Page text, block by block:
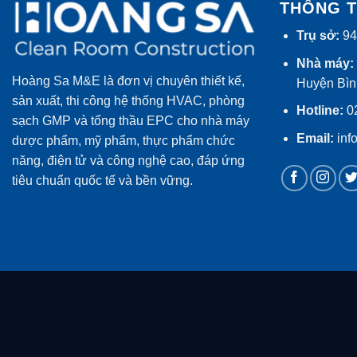
Hoàng Sa M&E là đơn vị chuyên thiết kế,
sản xuất, thi công hệ thống HVAC, phòng
sạch GMP và tổng thầu EPC cho nhà máy
dược phẩm, mỹ phẩm, thực phẩm chức
năng, điện tử và công nghệ cao, đáp ứng
tiêu chuẩn quốc tế và bền vững.
THÔNG
Trụ sở:
Nhà máy:
Huyện
Hotline:
Email: